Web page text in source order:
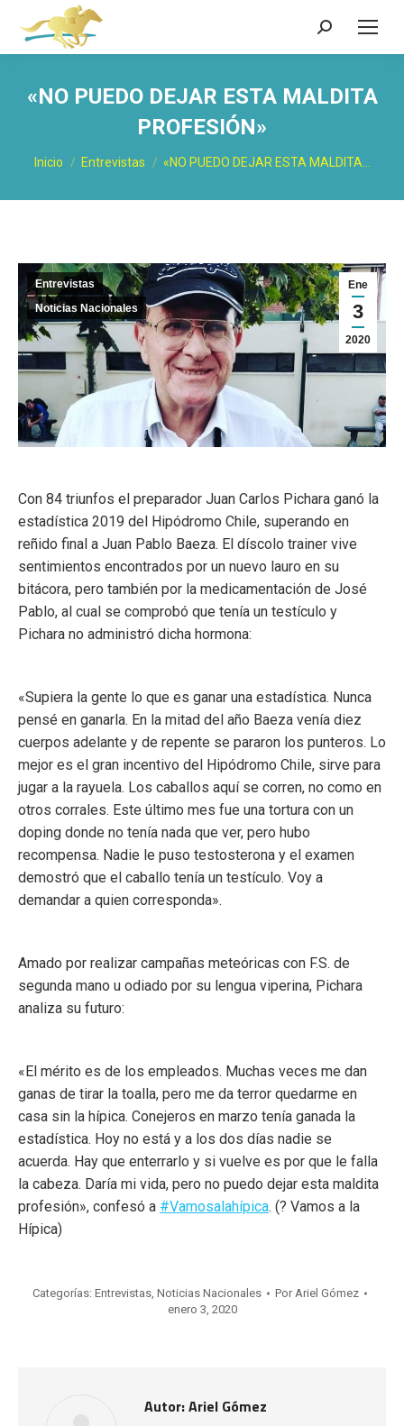
Buscar:
«NO PUEDO DEJAR ESTA MALDITA
PROFESIÓN»
Estás aquí:
Inicio Entrevistas «NO PUEDO DEJAR ESTA MALDITA…
Ene
3
2020
Entrevistas
Noticias Nacionales
Con 84 triunfos el preparador Juan Carlos Pichara ganó la
estadística 2019 del Hipódromo Chile, superando en
reñido final a Juan Pablo Baeza. El díscolo trainer vive
sentimientos encontrados por un nuevo lauro en su
bitácora, pero también por la medicamentación de José
Pablo, al cual se comprobó que tenía un testículo y
Pichara no administró dicha hormona:
«Supiera la gente lo que es ganar una estadística. Nunca
pensé en ganarla. En la mitad del año Baeza venía diez
cuerpos adelante y de repente se pararon los punteros. Lo
mejor es el gran incentivo del Hipódromo Chile, sirve para
jugar a la rayuela. Los caballos aquí se corren, no como en
otros corrales. Este último mes fue una tortura con un
doping donde no tenía nada que ver, pero hubo
recompensa. Nadie le puso testosterona y el examen
demostró que el caballo tenía un testículo. Voy a
demandar a quien corresponda».
Amado por realizar campañas meteóricas con F.S. de
segunda mano u odiado por su lengua viperina, Pichara
analiza su futuro:
«El mérito es de los empleados. Muchas veces me dan
ganas de tirar la toalla, pero me da terror quedarme en
casa sin la hípica. Conejeros en marzo tenía ganada la
estadística. Hoy no está y a los dos días nadie se
acuerda. Hay que enterrarlo y si vuelve es por que le falla
la cabeza. Daría mi vida, pero no puedo dejar esta maldita
profesión», confesó a #Vamosalahípica. (? Vamos a la
Hípica)
Categorías: Entrevistas, Noticias Nacionales Por Ariel Gómez
enero 3, 2020
Autor:Ariel Gómez